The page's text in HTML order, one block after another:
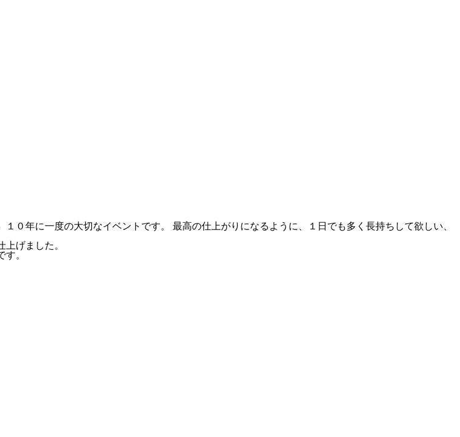
０年に一度の大切なイベントです。 最高の仕上がりになるように、１日でも多く長持ちして欲しい、
げました。
。